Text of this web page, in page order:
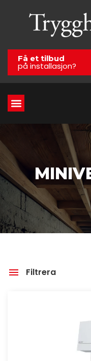
Få et tilbud
på installasjon?
Filtrera